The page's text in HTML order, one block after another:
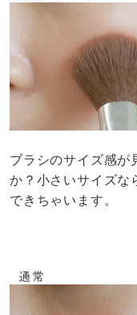
ブラシのサイズ感が
か？小さいサイズな
できちゃいます。